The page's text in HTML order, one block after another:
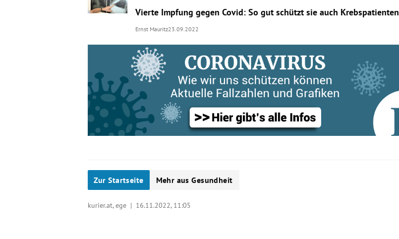
Vierte Impfung gegen Covid: So gut schützt sie auch Krebspatienten
Ernst Mauritz23.09.2022
Zur Startseite Mehr aus Gesundheit
kurier.at, ege | 16.11.2022, 11:05